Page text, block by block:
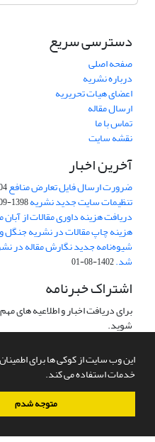
این وب سایت از کوکی ها برای اطمینان
خدمات استفاده می کند.
متوجه شدم
دسترسی سریع
صفحه اصلی
درباره نشریه
اعضای هیات تحریریه
ارسال مقاله
تماس با ما
نقشه سایت
آخرین اخبار
ضرورت ارسال فایل تعارض منافع24
تنظیمات سایت جدید نشریه1398-09-26
دریافت هزینه داوری مقالات از آبان ماه
هزینه چاپ مقالات در نشریه
شیوه‌نامه جدید نگارش مقاله در
شد.1402-08-01
اشتراک خبرنامه
برای دریافت اخبار و اطلاعیه های
شوید.
سامانه مدیریت نشریات علمی.